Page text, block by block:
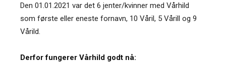
Den 01.01.2021 var det 6 jenter/kvinner med Vårhild
som første eller eneste fornavn, 10 Våril, 5 Vårill og 9
Vårild.
Derfor fungerer Vårhild godt nå: